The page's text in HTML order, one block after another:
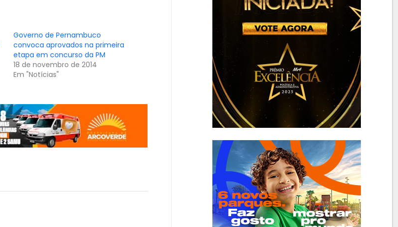
Governo de Pernambuco
convoca aprovados na primeira
etapa em concurso da PM
18 de novembro de 2014
Em "Notícias"